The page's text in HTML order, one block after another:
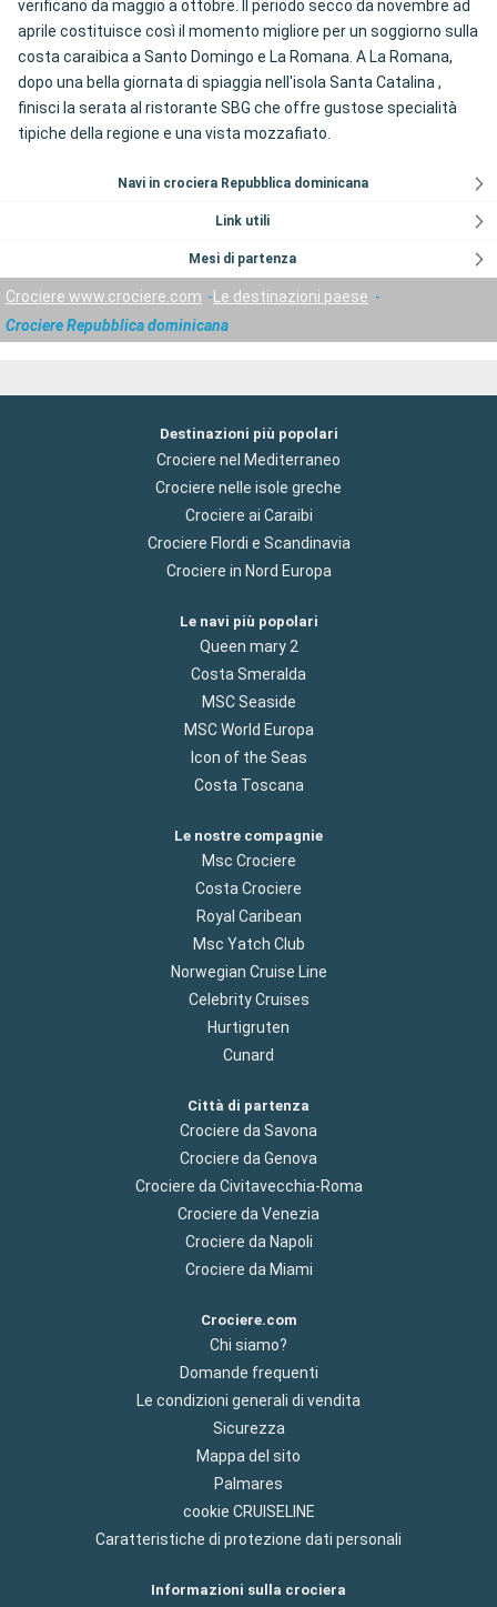
verificano da maggio a ottobre. Il periodo secco da novembre ad
aprile costituisce così il momento migliore per un soggiorno sulla
costa caraibica a Santo Domingo e La Romana. A La Romana,
dopo una bella giornata di spiaggia nell'isola Santa Catalina ,
finisci la serata al ristorante SBG che offre gustose specialità
tipiche della regione e una vista mozzafiato.
Navi in crociera Repubblica dominicana
Link utili
Mesi di partenza
Crociere www.crociere.com
Le destinazioni paese
Crociere Repubblica dominicana
Destinazioni più popolari
Crociere nel Mediterraneo
Crociere nelle isole greche
Crociere ai Caraibi
Crociere Flordi e Scandinavia
Crociere in Nord Europa
Le navi più popolari
Queen mary 2
Costa Smeralda
MSC Seaside
MSC World Europa
Icon of the Seas
Costa Toscana
Le nostre compagnie
Msc Crociere
Costa Crociere
Royal Caribean
Msc Yatch Club
Norwegian Cruise Line
Celebrity Cruises
Hurtigruten
Cunard
Città di partenza
Crociere da Savona
Crociere da Genova
Crociere da Civitavecchia-Roma
Crociere da Venezia
Crociere da Napoli
Crociere da Miami
Crociere.com
Chi siamo?
Domande frequenti
Le condizioni generali di vendita
Sicurezza
Mappa del sito
Palmares
cookie CRUISELINE
Caratteristiche di protezione dati personali
Informazioni sulla crociera